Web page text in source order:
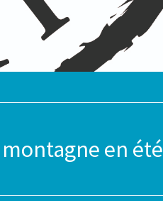
montagne en été